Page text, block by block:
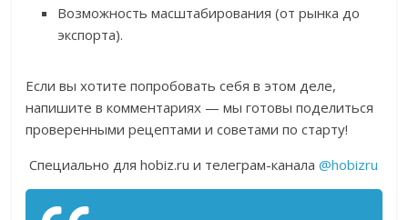
Возможность масштабирования (от рынка до
экспорта).
Если вы хотите попробовать себя в этом деле,
напишите в комментариях — мы готовы поделиться
проверенными рецептами и советами по старту!
Специально для hobiz.ru и телеграм-канала@hobizru